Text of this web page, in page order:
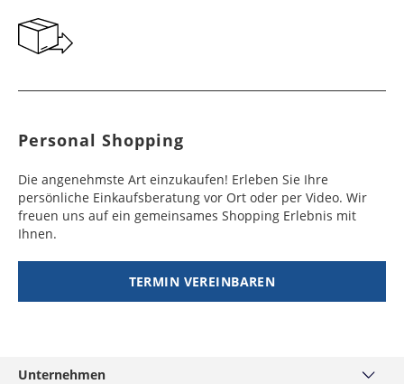
Personal Shopping
Die angenehmste Art einzukaufen! Erleben Sie Ihre
persönliche Einkaufsberatung vor Ort oder per Video. Wir
freuen uns auf ein gemeinsames Shopping Erlebnis mit
Ihnen.
TERMIN VEREINBAREN
Unternehmen